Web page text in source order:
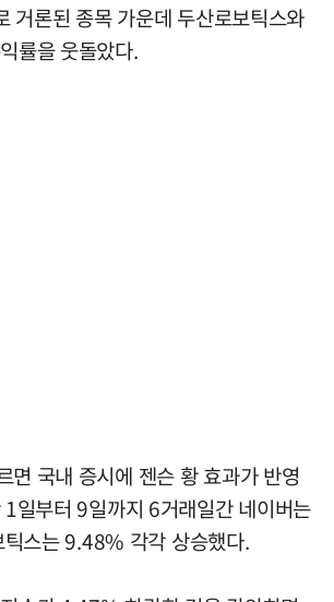
거론된 종목 가운데 두산로보틱스와
률을 웃돌았다.
면 국내 증시에 젠슨 황 효과가 반영
일부터 9일까지 6거래일간 네이버는
스는 9.48% 각각 상승했다.